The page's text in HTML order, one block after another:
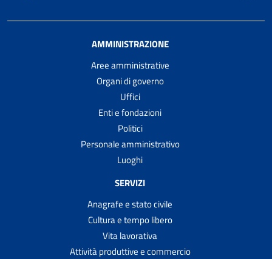
AMMINISTRAZIONE
Aree amministrative
Organi di governo
Uffici
Enti e fondazioni
Politici
Personale amministrativo
Luoghi
SERVIZI
Anagrafe e stato civile
Cultura e tempo libero
Vita lavorativa
Attività produttive e commercio